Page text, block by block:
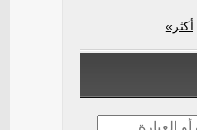
أكثر»